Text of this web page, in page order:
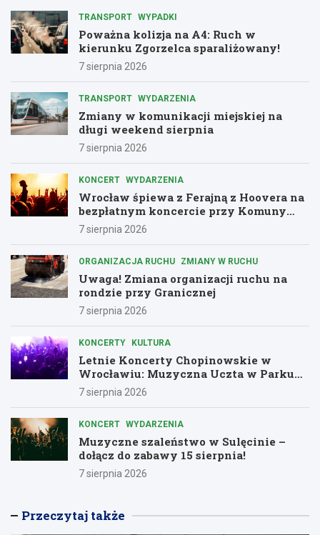
TRANSPORT WYPADKI
Poważna kolizja na A4: Ruch w
kierunku Zgorzelca sparaliżowany!
7 sierpnia 2026
TRANSPORT WYDARZENIA
Zmiany w komunikacji miejskiej na
długi weekend sierpnia
7 sierpnia 2026
KONCERT WYDARZENIA
Wrocław śpiewa z Ferajną z Hoovera na
bezpłatnym koncercie przy Komuny
Paryskiej
7 sierpnia 2026
ORGANIZACJA RUCHU ZMIANY W RUCHU
Uwaga! Zmiana organizacji ruchu na
rondzie przy Granicznej
7 sierpnia 2026
KONCERTY KULTURA
Letnie Koncerty Chopinowskie w
Wrocławiu: Muzyczna Uczta w Parku
Południowym!
7 sierpnia 2026
KONCERT WYDARZENIA
Muzyczne szaleństwo w Sulęcinie –
dołącz do zabawy 15 sierpnia!
7 sierpnia 2026
Przeczytaj także